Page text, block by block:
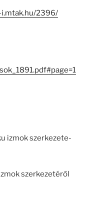
2396/
izmok szerkezete-
szerkezetéről